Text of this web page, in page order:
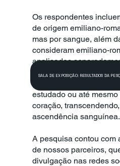
Os respondentes
de origem emiliano-
mas por sangue, além
consideram emiliano-
analisados
caso, essa identificação
estudado ou até
coração,
ascendência sanguínea.
A pesquisa contou com
de nossos parceiros,
divulgação nas redes
SALA DE EXPOSIÇÃO: RESULTADOS DA